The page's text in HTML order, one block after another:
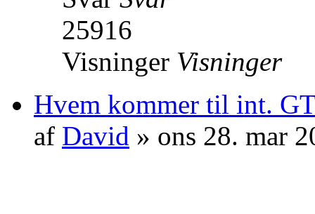
25916
Visninger Visninger
Hvem kommer til int.
af David » ons 28. mar